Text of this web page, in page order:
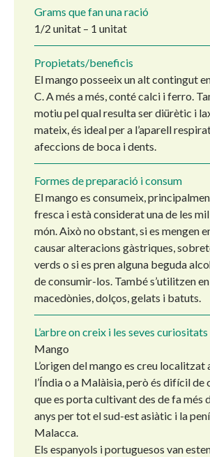
Grams que fan una ració
1/2 unitat – 1 unitat
Propietats/beneficis
El mango posseeix un alt contingut
C. A més a més, conté calci i ferro.
motiu pel qual resulta ser diürètic i
mateix, és ideal per a l’aparell
afeccions de boca i dents.
Formes de preparació i consum
El mango es consumeix,
fresca i està considerat una de les
món. Això no obstant, si es mengen
causar alteracions gàstriques,
verds o si es pren alguna beguda
de consumir-los. També s’utilitzen
macedònies, dolços, gelats i batuts.
L’arbre on creix i les seves curiositats
Mango
L’origen del mango es creu localitzat
l’Índia o a Malàisia, però és difícil de
que es porta cultivant des de fa més
anys per tot el sud-est asiàtic i la
Malacca.
Els espanyols i portuguesos van